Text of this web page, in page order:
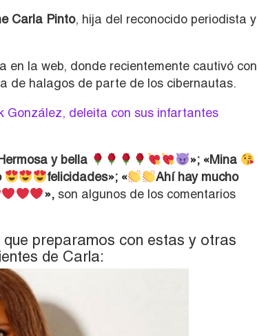
Carla Pinto, hija del reconocido periodista y
en la web, donde recientemente cautivó con
de halagos de parte de los cibernautas.
González, deleita con sus infartantes
y bella
»; «Mina
felicidades»; «
Ahí hay mucho
», son algunos de los comentarios
preparamos con estas y otras
de Carla: